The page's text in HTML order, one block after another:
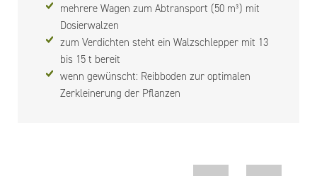
mehrere Wagen zum Abtransport (50 m³) mit
Dosierwalzen
zum Verdichten steht ein Walzschlepper mit 13
bis 15 t bereit
wenn gewünscht: Reibboden zur optimalen
Zerkleinerung der Pflanzen